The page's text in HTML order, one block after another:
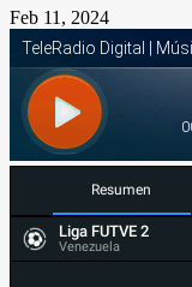
Feb 11, 2024
Resumen
Liga FUTVE 2
Venezuela